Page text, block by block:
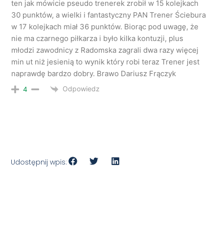
ten jak mówicie pseudo trenerek zrobił w 15 kolejkach
30 punktów, a wielki i fantastyczny PAN Trener Ściebura
w 17 kolejkach miał 36 punktów. Biorąc pod uwagę, że
nie ma czarnego piłkarza i było kilka kontuzji, plus
młodzi zawodnicy z Radomska zagrali dwa razy więcej
min ut niż jesienią to wynik który robi teraz Trener jest
naprawdę bardzo dobry. Brawo Dariusz Frączyk
4 Odpowiedz
Udostępnij wpis: